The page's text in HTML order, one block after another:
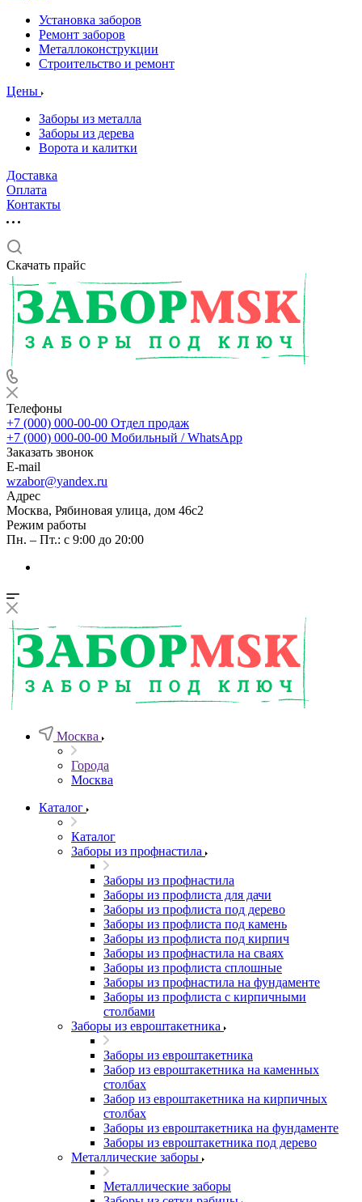
Установка заборов
Ремонт заборов
Металлоконструкции
Строительство и ремонт
Цены
Заборы из металла
Заборы из дерева
Ворота и калитки
Доставка
Оплата
Контакты
Скачать прайс
Телефоны
+7 (000) 000-00-00 Отдел продаж
+7 (000) 000-00-00 Мобильный / WhatsApp
Заказать звонок
E-mail
wzabor@yandex.ru
Адрес
Москва, Рябиновая улица, дом 46с2
Режим работы
Пн. – Пт.: с 9:00 до 20:00
Москва
Города
Москва
Каталог
Каталог
Заборы из профнастила
Заборы из профнастила
Заборы из профлиста для дачи
Заборы из профлиста под дерево
Заборы из профлиста под камень
Заборы из профлиста под кирпич
Заборы из профнастила на сваях
Заборы из профлиста сплошные
Заборы из профнастила на фундаменте
Заборы из профлиста с кирпичными
столбами
Заборы из евроштакетника
Заборы из евроштакетника
Забор из евроштакетника на каменных
столбах
Забор из евроштакетника на кирпичных
столбах
Заборы из евроштакетника на фундаменте
Заборы из евроштакетника под дерево
Металлические заборы
Металлические заборы